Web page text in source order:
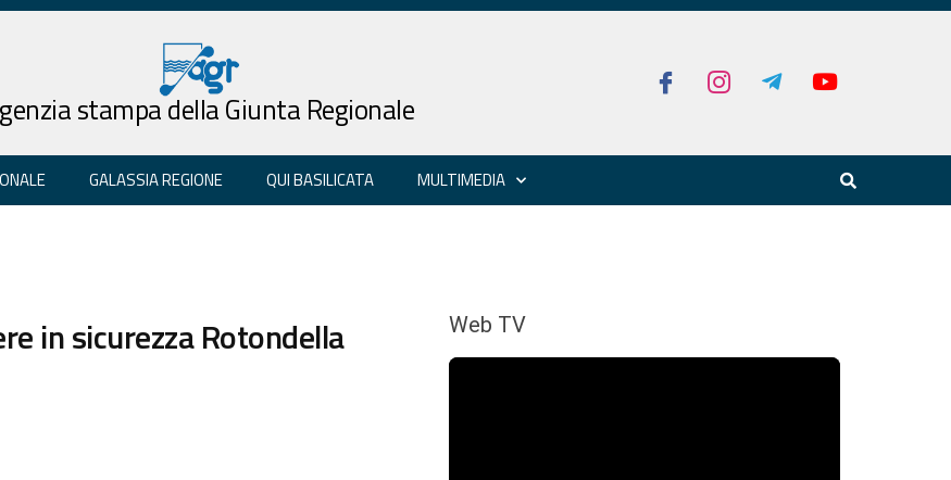
stampa della Giunta Regionale
GALASSIA REGIONE QUI BASILICATA MULTIMEDIA
in sicurezza Rotondella Web TV